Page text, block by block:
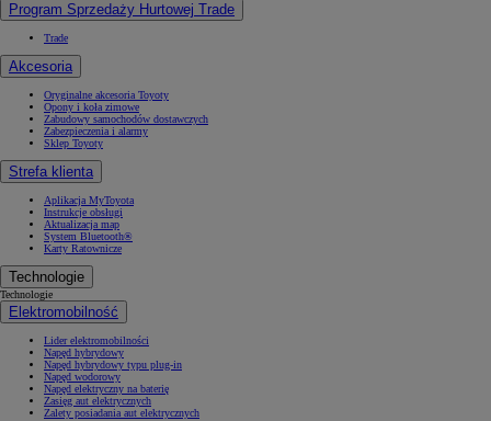
Program Sprzedaży Hurtowej Trade
Trade
Akcesoria
Oryginalne akcesoria Toyoty
Opony i koła zimowe
Zabudowy samochodów dostawczych
Zabezpieczenia i alarmy
Sklep Toyoty
Strefa klienta
Aplikacja MyToyota
Instrukcje obsługi
Aktualizacja map
System Bluetooth®
Karty Ratownicze
Technologie
Technologie
Elektromobilność
Lider elektromobilności
Napęd hybrydowy
Napęd hybrydowy typu plug-in
Napęd wodorowy
Napęd elektryczny na baterię
Zasięg aut elektrycznych
Zalety posiadania aut elektrycznych